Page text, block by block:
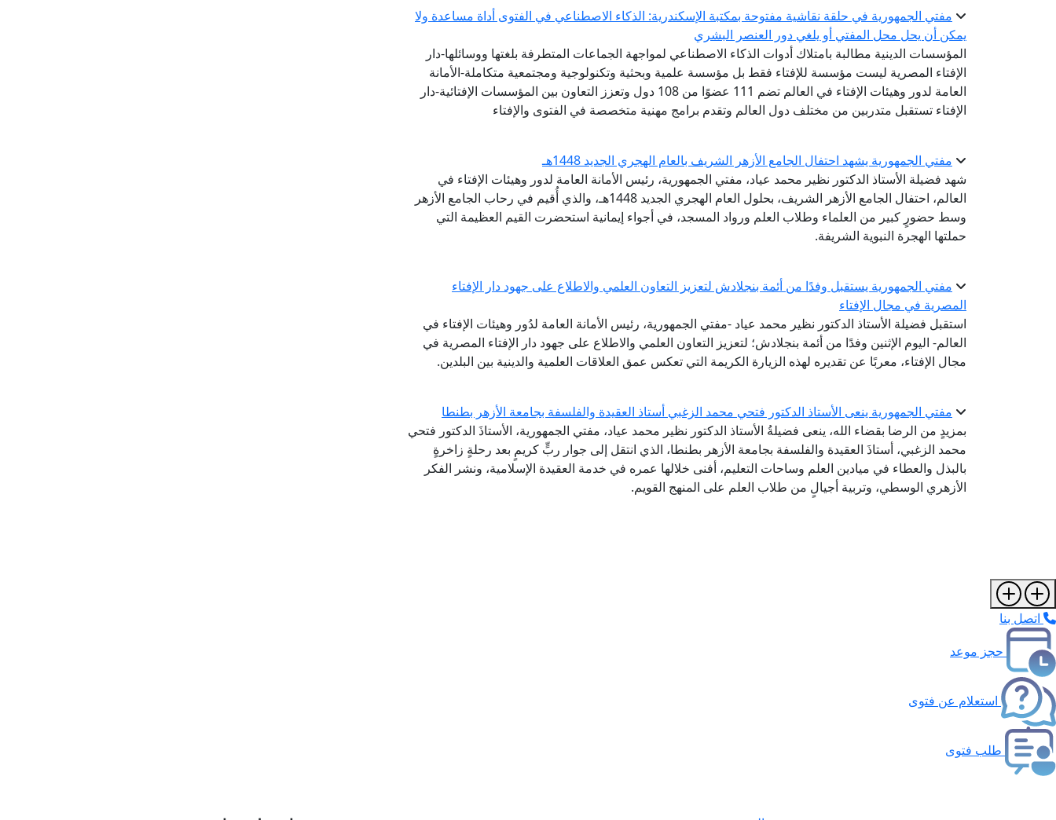
مفتي الجمهورية في حلقة نقاشية مفتوحة بمكتبة الإسكندرية: الذكاء الاصطناعي في الفتوى أداة مساعدة ولا
يمكن أن يحل محل المفتي أو يلغي دور العنصر البشري
المؤسسات الدينية مطالبة بامتلاك أدوات الذكاء الاصطناعي لمواجهة الجماعات المتطرفة بلغتها ووسائلها-دار
الإفتاء المصرية ليست مؤسسة للإفتاء فقط بل مؤسسة علمية وبحثية وتكنولوجية ومجتمعية متكاملة-الأمانة
العامة لدور وهيئات الإفتاء في العالم تضم 111 عضوًا من 108 دول وتعزز التعاون بين المؤسسات الإفتائية-دار
الإفتاء تستقبل متدربين من مختلف دول العالم وتقدم برامج مهنية متخصصة في الفتوى والإفتاء
مفتي الجمهورية يشهد احتفال الجامع الأزهر الشريف بالعام الهجري الجديد 1448هـ
شهد فضيلة الأستاذ الدكتور نظير محمد عياد، مفتي الجمهورية، رئيس الأمانة العامة لدور وهيئات الإفتاء في
العالم، احتفال الجامع الأزهر الشريف، بحلول العام الهجري الجديد 1448هـ، والذي أُقيم في رحاب الجامع الأزهر
وسط حضورٍ كبير من العلماء وطلاب العلم ورواد المسجد، في أجواء إيمانية استحضرت القيم العظيمة التي
حملتها الهجرة النبوية الشريفة.
مفتي الجمهورية يستقبل وفدًا من أئمة بنجلادش لتعزيز التعاون العلمي والاطلاع على جهود دار الإفتاء
المصرية في مجال الإفتاء
استقبل فضيلة الأستاذ الدكتور نظير محمد عياد -مفتي الجمهورية، رئيس الأمانة العامة لدُور وهيئات الإفتاء في
العالم- اليوم الإثنين وفدًا من أئمة بنجلادش؛ لتعزيز التعاون العلمي والاطلاع على جهود دار الإفتاء المصرية في
مجال الإفتاء، معربًا عن تقديره لهذه الزيارة الكريمة التي تعكس عمق العلاقات العلمية والدينية بين البلدين.
مفتي الجمهورية ينعى الأستاذ الدكتور فتحي محمد الزغبي أستاذ العقيدة والفلسفة بجامعة الأزهر بطنطا
بمزيدٍ من الرضا بقضاء الله، ينعى فضيلةُ الأستاذ الدكتور نظير محمد عياد، مفتي الجمهورية، الأستاذَ الدكتور فتحي
محمد الزغبي، أستاذَ العقيدة والفلسفة بجامعة الأزهر بطنطا، الذي انتقل إلى جوار ربٍّ كريمٍ بعد رحلةٍ زاخرةٍ
بالبذل والعطاء في ميادين العلم وساحات التعليم، أفنى خلالها عمره في خدمة العقيدة الإسلامية، ونشر الفكر
الأزهري الوسطي، وتربية أجيالٍ من طلاب العلم على المنهج القويم.
اتصل بنا
حجز موعد
استعلام عن فتوى
طلب فتوى